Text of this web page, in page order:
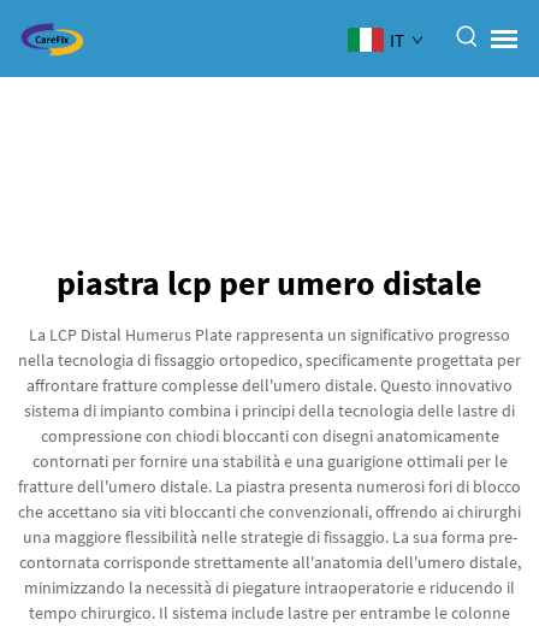
IT
piastra lcp per umero distale
La LCP Distal Humerus Plate rappresenta un significativo progresso
nella tecnologia di fissaggio ortopedico, specificamente progettata per
affrontare fratture complesse dell'umero distale. Questo innovativo
sistema di impianto combina i principi della tecnologia delle lastre di
compressione con chiodi bloccanti con disegni anatomicamente
contornati per fornire una stabilità e una guarigione ottimali per le
fratture dell'umero distale. La piastra presenta numerosi fori di blocco
che accettano sia viti bloccanti che convenzionali, offrendo ai chirurghi
una maggiore flessibilità nelle strategie di fissaggio. La sua forma pre-
contornata corrisponde strettamente all'anatomia dell'umero distale,
minimizzando la necessità di piegature intraoperatorie e riducendo il
tempo chirurgico. Il sistema include lastre per entrambe le colonne